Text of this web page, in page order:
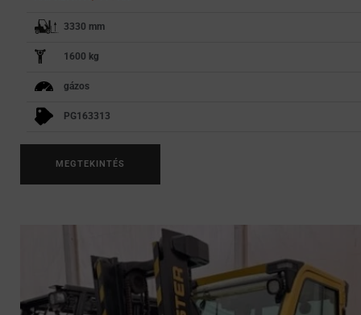
3330 mm
1600 kg
gázos
PG163313
MEGTEKINTÉS